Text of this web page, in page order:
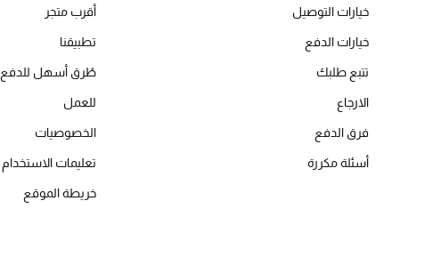
خيارات التوصيل
خيارات الدفع
تتبع طلبك
الارجاع
فرق الدفع
أسئلة مكررة
أقرب متجر
تطبيقنا
طُرق أسهل للدفع
للعمل
الخصوصيات
تعليمات الاستخدام
خريطة الموقع